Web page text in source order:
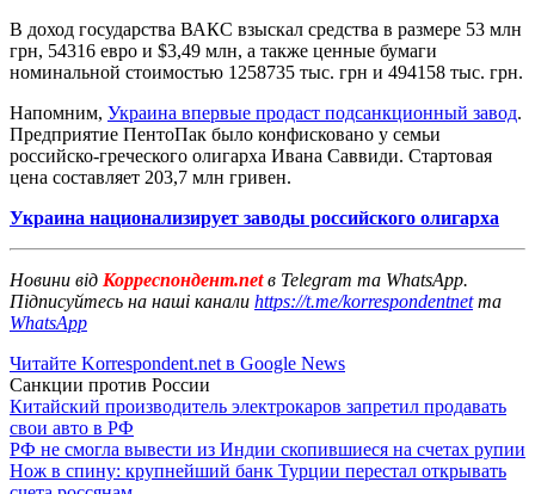
В доход государства ВАКС взыскал средства в размере 53 млн
грн, 54316 евро и $3,49 млн, а также ценные бумаги
номинальной стоимостью 1258735 тыс. грн и 494158 тыс. грн.
Напомним, Украина впервые продаст подсанкционный завод.
Предприятие ПентоПак было конфисковано у семьи
российско-греческого олигарха Ивана Саввиди. Стартовая
цена составляет 203,7 млн гривен.
Украина национализирует заводы российского олигарха
Новини від Корреспондент.netв Telegram та WhatsApp.
Підписуйтесь на наші канали https://t.me/korrespondentnetта
WhatsApp
Читайте Korrespondent.net в Google News
Санкции против России
Китайский производитель электрокаров запретил продавать
свои авто в РФ
РФ не смогла вывести из Индии скопившиеся на счетах рупии
Нож в спину: крупнейший банк Турции перестал открывать